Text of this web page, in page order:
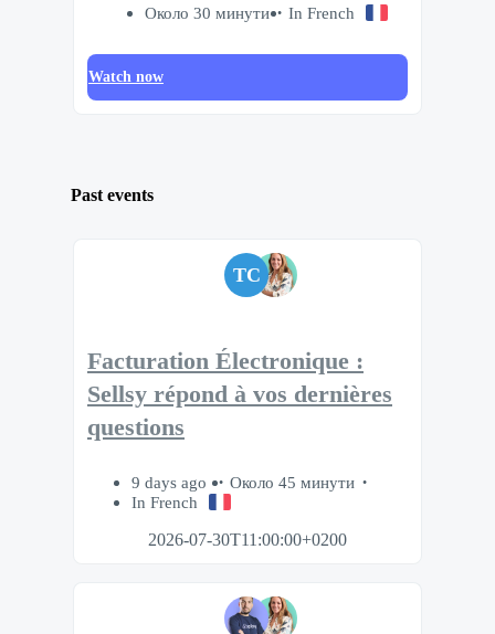
Около 30 минути In French
Watch now
Past events
TC
Facturation Électronique :
Sellsy répond à vos dernières
questions
9 days ago
Около 45 минути
In French
2026-07-30T11:00:00+0200